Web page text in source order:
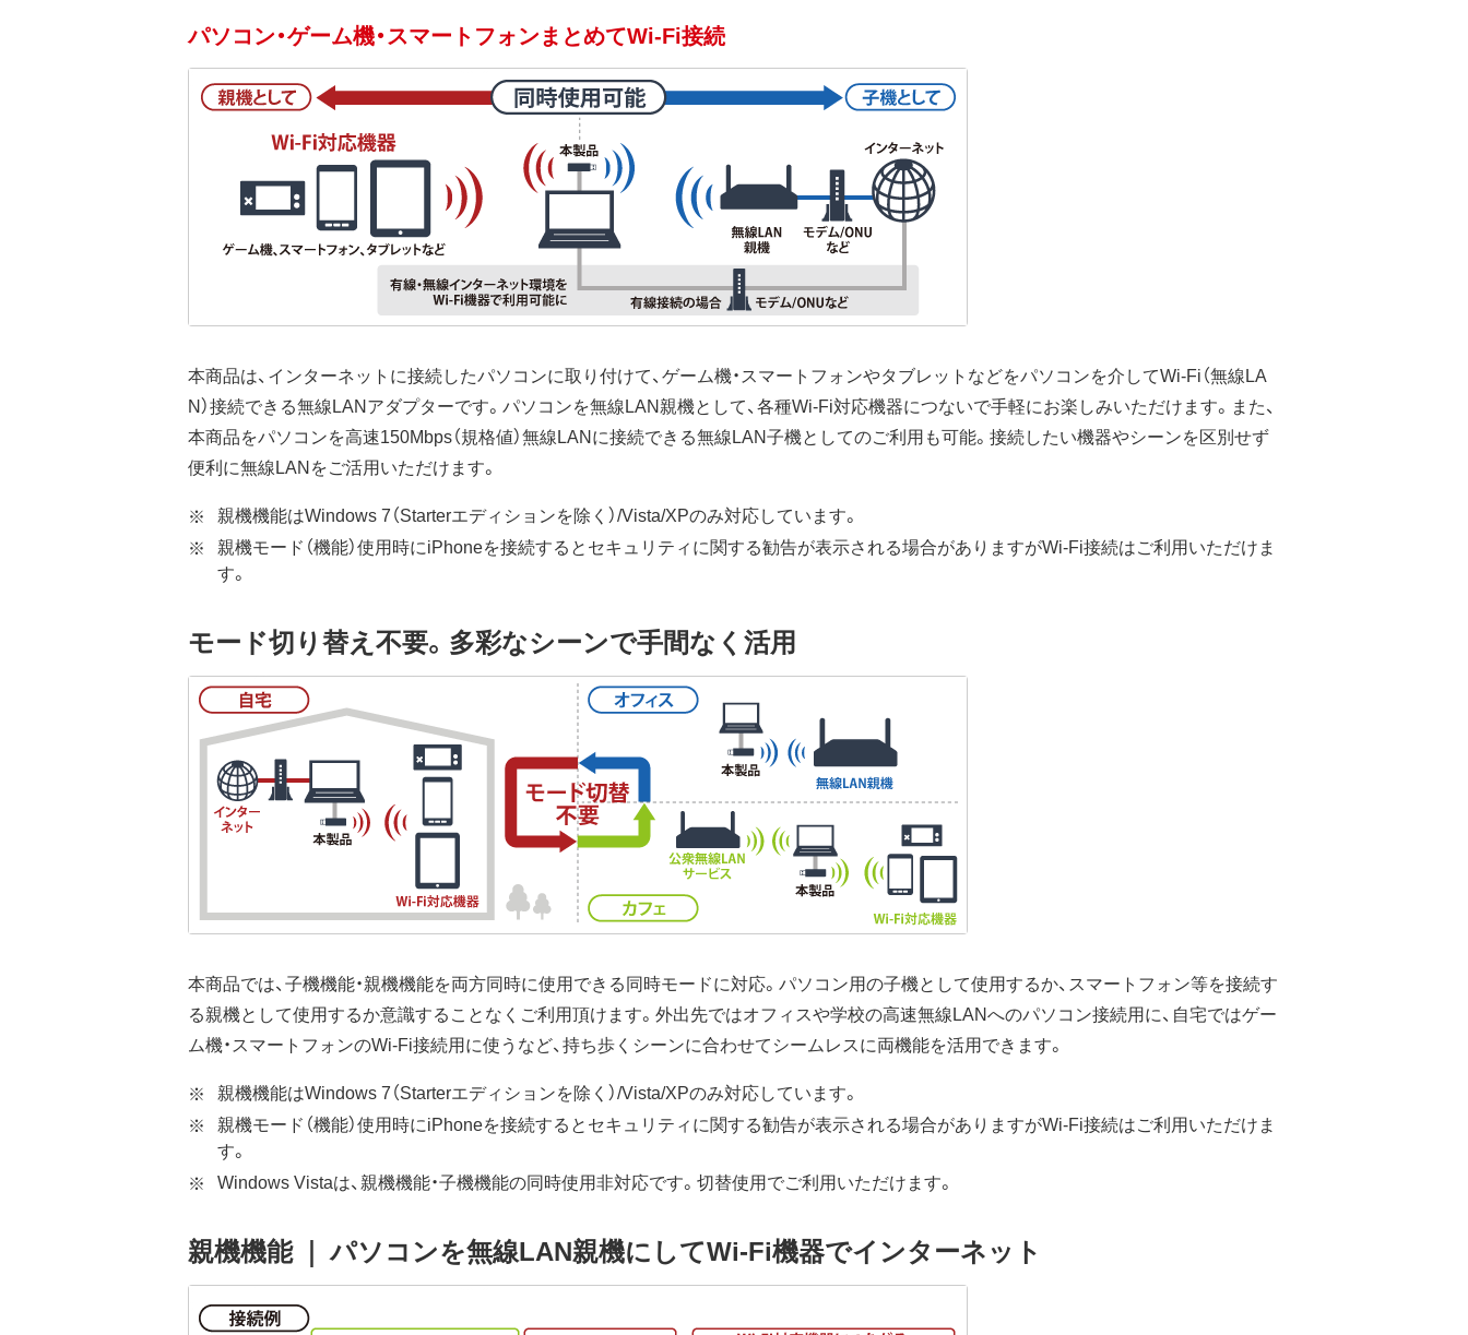
パソコン・ゲーム機・スマートフォンまとめてWi-Fi接続
本商品は、インターネットに接続したパソコンに取り付けて、ゲーム機・スマートフォンやタブレットなどをパソコンを介してWi-Fi（無線LA
N）接続できる無線LANアダプターです。パソコンを無線LAN親機として、各種Wi-Fi対応機器につないで手軽にお楽しみいただけます。また、
本商品をパソコンを高速150Mbps（規格値）無線LANに接続できる無線LAN子機としてのご利用も可能。接続したい機器やシーンを区別せず
便利に無線LANをご活用いただけます。
親機機能はWindows 7（Starterエディションを除く）/Vista/XPのみ対応しています。
親機モード（機能）使用時にiPhoneを接続するとセキュリティに関する勧告が表示される場合がありますがWi-Fi接続はご利用いただけま
す。
モード切り替え不要。多彩なシーンで手間なく活用
本商品では、子機機能・親機機能を両方同時に使用できる同時モードに対応。パソコン用の子機として使用するか、スマートフォン等を接続す
る親機として使用するか意識することなくご利用頂けます。外出先ではオフィスや学校の高速無線LANへのパソコン接続用に、自宅ではゲー
ム機・スマートフォンのWi-Fi接続用に使うなど、持ち歩くシーンに合わせてシームレスに両機能を活用できます。
親機機能はWindows 7（Starterエディションを除く）/Vista/XPのみ対応しています。
親機モード（機能）使用時にiPhoneを接続するとセキュリティに関する勧告が表示される場合がありますがWi-Fi接続はご利用いただけま
す。
Windows Vistaは、親機機能・子機機能の同時使用非対応です。切替使用でご利用いただけます。
親機機能 ｜ パソコンを無線LAN親機にしてWi-Fi機器でインターネット